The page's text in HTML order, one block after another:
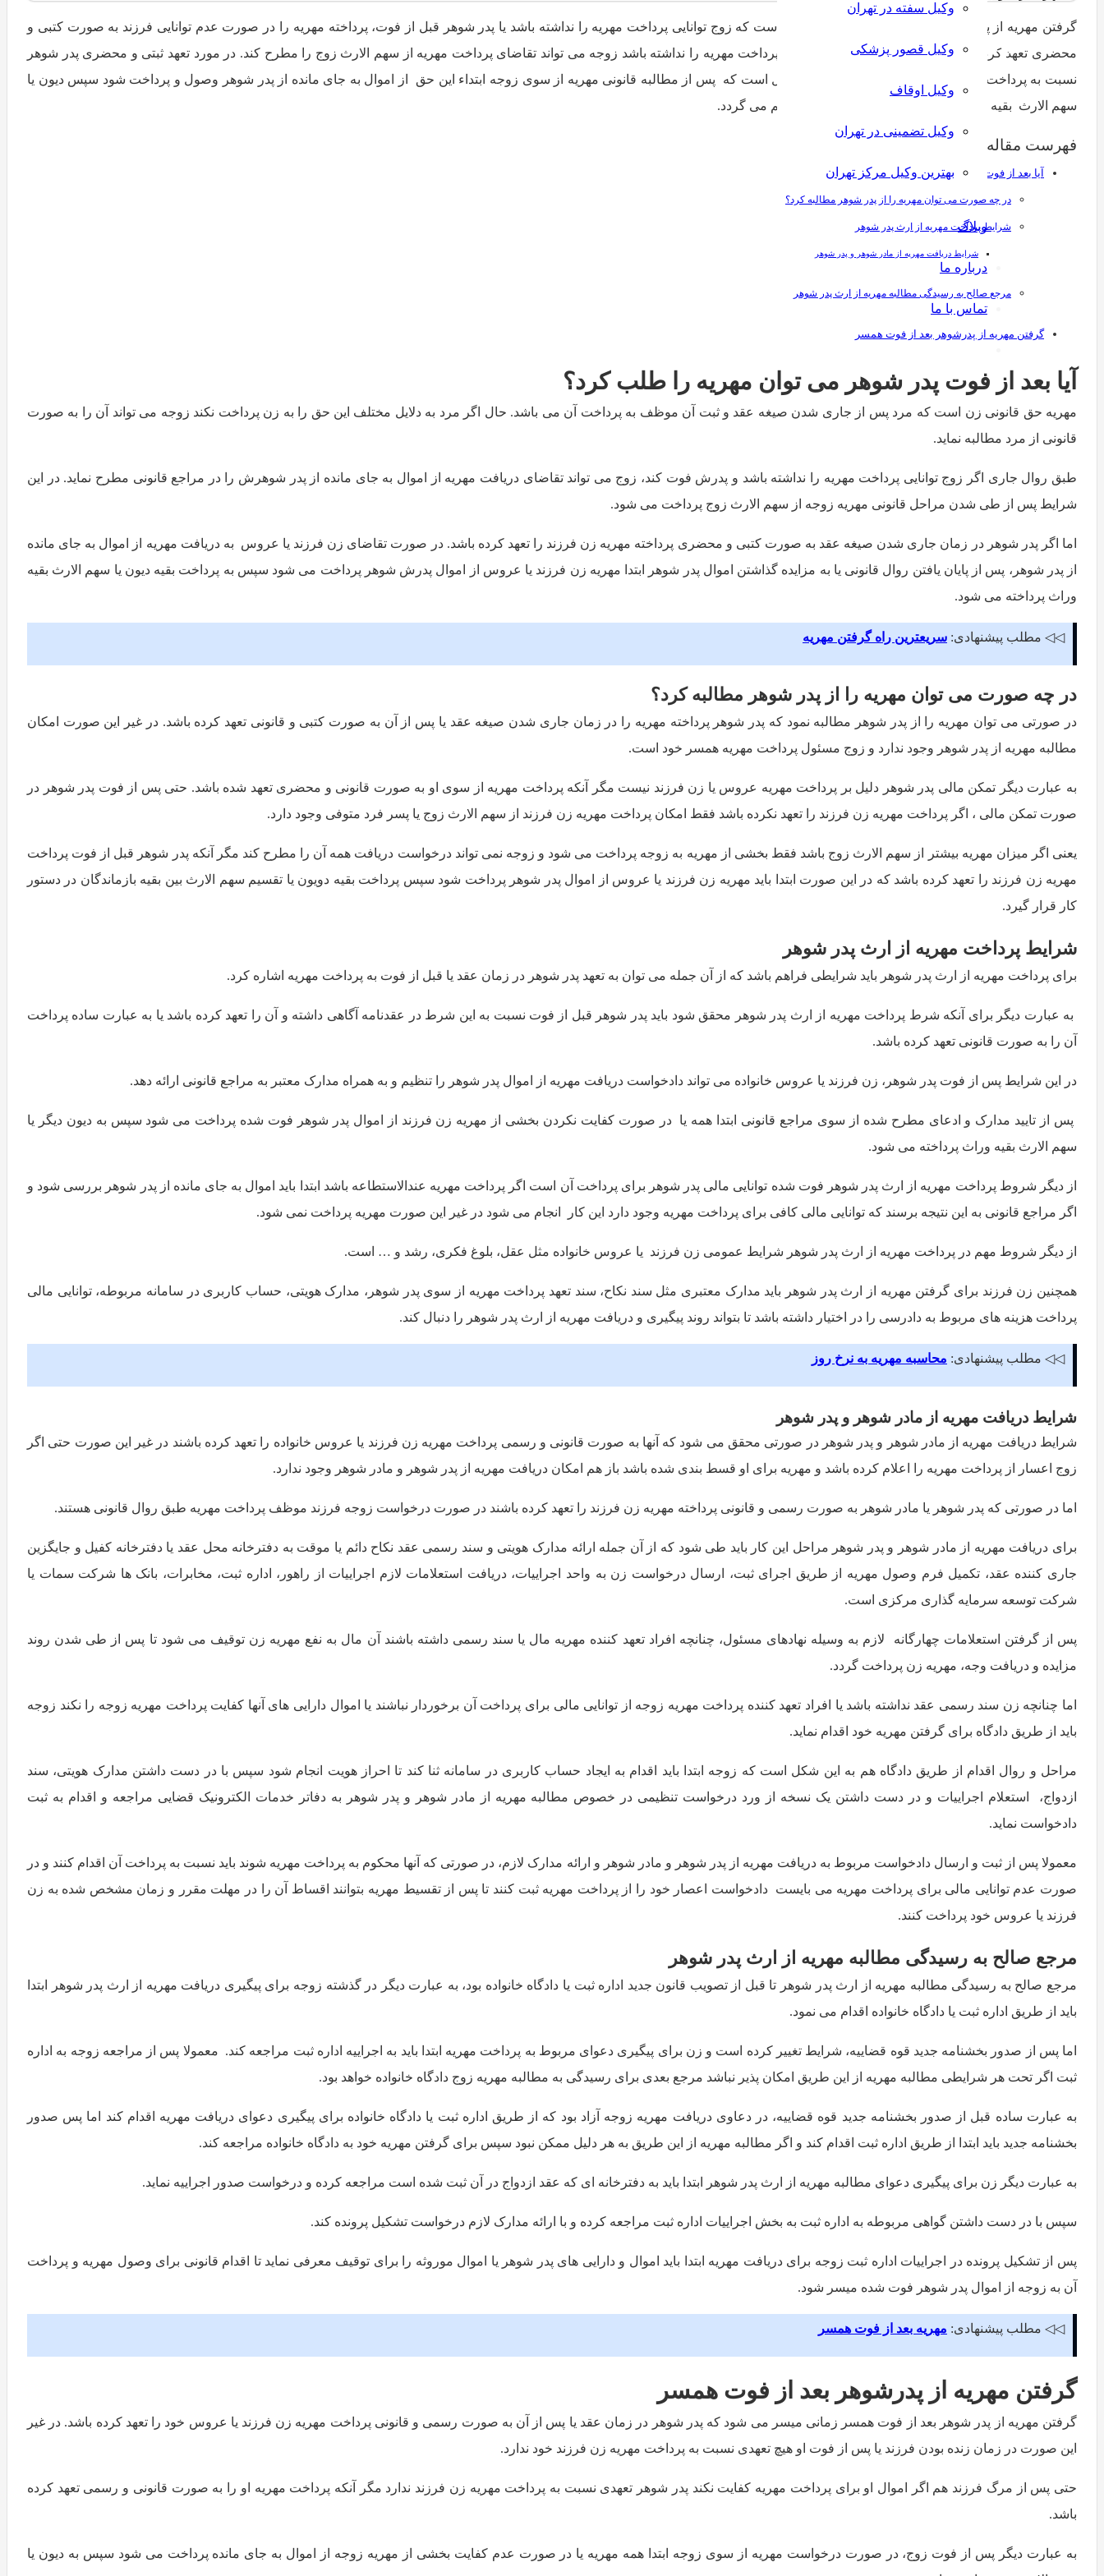
وکیل سفته در تهران
وکیل قصور پزشکی
وکیل اوقاف
وکیل تضمینی در تهران
بهترین وکیل مرکز تهران
وبلاگ
درباره ما
تماس با ما
گرفتن مهریه از پدر شوهر فوت شده زمانی امکان پذیر است که زوج توانایی پرداخت مهریه را نداشته باشد یا پدر شوهر قبل از فوت، پرداخته مهریه را در صورت عدم توانایی فرزند به صورت کتبی و
محضری تعهد کرده باشد. بر این اساس اگر زوج توانایی پرداخت مهریه را نداشته باشد زوجه می تواند تقاضای پرداخت مهریه از سهم الارث زوج را مطرح کند. در مورد تعهد ثبتی و محضری پدر شوهر
نسبت به پرداخت مهریه عروس هم روال کار به این شکل است که پس از مطالبه قانونی مهریه از سوی زوجه ابتداء این حق از اموال به جای مانده از پدر شوهر وصول و پرداخت شود سپس دیون یا
سهم الارث بقیه وراث طبق روال قانونی بین آن ها تقسیم می گردد.
فهرست مقاله
آیا بعد از فوت پدر شوهر می توان مهریه را طلب کرد؟
در چه صورت می توان مهریه را از پدر شوهر مطالبه کرد؟
شرایط پرداخت مهریه از ارث پدر شوهر
شرایط دریافت مهریه از مادر شوهر و پدر شوهر
مرجع صالح به رسیدگی مطالبه مهریه از ارث پدر شوهر
گرفتن مهریه از پدرشوهر بعد از فوت همسر
آیا بعد از فوت پدر شوهر می توان مهریه را طلب کرد؟
مهریه حق قانونی زن است که مرد پس از جاری شدن صیغه عقد و ثبت آن موظف به پرداخت آن می باشد. حال اگر مرد به دلایل مختلف این حق را به زن پرداخت نکند زوجه می تواند آن را به صورت
قانونی از مرد مطالبه نماید.
طبق روال جاری اگر زوج توانایی پرداخت مهریه را نداشته باشد و پدرش فوت کند، زوج می تواند تقاضای دریافت مهریه از اموال به جای مانده از پدر شوهرش را در مراجع قانونی مطرح نماید. در این
شرایط پس از طی شدن مراحل قانونی مهریه زوجه از سهم الارث زوج پرداخت می شود.
اما اگر پدر شوهر در زمان جاری شدن صیغه عقد به صورت کتبی و محضری پرداخته مهریه زن فرزند را تعهد کرده باشد. در صورت تقاضای زن فرزند یا عروس به دریافت مهریه از اموال به جای مانده
از پدر شوهر، پس از پایان یافتن روال قانونی یا به مزایده گذاشتن اموال پدر شوهر ابتدا مهریه زن فرزند یا عروس از اموال پدرش شوهر پرداخت می شود سپس به پرداخت بقیه دیون یا سهم الارث بقیه
وراث پرداخته می شود.
◁◁ مطلب پیشنهادی: سریعترین راه گرفتن مهریه
در چه صورت می توان مهریه را از پدر شوهر مطالبه کرد؟
در صورتی می توان مهریه را از پدر شوهر مطالبه نمود که پدر شوهر پرداخته مهریه را در زمان جاری شدن صیغه عقد یا پس از آن به صورت کتبی و قانونی تعهد کرده باشد. در غیر این صورت امکان
مطالبه مهریه از پدر شوهر وجود ندارد و زوج مسئول پرداخت مهریه همسر خود است.
به عبارت دیگر تمکن مالی پدر شوهر دلیل بر پرداخت مهریه عروس یا زن فرزند نیست مگر آنکه پرداخت مهریه از سوی او به صورت قانونی و محضری تعهد شده باشد. حتی پس از فوت پدر شوهر در
صورت تمکن مالی ، اگر پرداخت مهریه زن فرزند را تعهد نکرده باشد فقط امکان پرداخت مهریه زن فرزند از سهم الارث زوج یا پسر فرد متوفی وجود دارد.
یعنی اگر میزان مهریه بیشتر از سهم الارث زوج باشد فقط بخشی از مهریه به زوجه پرداخت می شود و زوجه نمی تواند درخواست دریافت همه آن را مطرح کند مگر آنکه پدر شوهر قبل از فوت پرداخت
مهریه زن فرزند را تعهد کرده باشد که در این صورت ابتدا باید مهریه زن فرزند یا عروس از اموال پدر شوهر پرداخت شود سپس پرداخت بقیه دویون یا تقسیم سهم الارث بین بقیه بازماندگان در دستور
کار قرار گیرد.
شرایط پرداخت مهریه از ارث پدر شوهر
برای پرداخت مهریه از ارث پدر شوهر باید شرایطی فراهم باشد که از آن جمله می توان به تعهد پدر شوهر در زمان عقد یا قبل از فوت به پرداخت مهریه اشاره کرد.
به عبارت دیگر برای آنکه شرط پرداخت مهریه از ارث پدر شوهر محقق شود باید پدر شوهر قبل از فوت نسبت به این شرط در عقدنامه آگاهی داشته و آن را تعهد کرده باشد یا به عبارت ساده پرداخت
آن را به صورت قانونی تعهد کرده باشد.
در این شرایط پس از فوت پدر شوهر، زن فرزند یا عروس خانواده می تواند دادخواست دریافت مهریه از اموال پدر شوهر را تنظیم و به همراه مدارک معتبر به مراجع قانونی ارائه دهد.
پس از تایید مدارک و ادعای مطرح شده از سوی مراجع قانونی ابتدا همه یا در صورت کفایت نکردن بخشی از مهریه زن فرزند از اموال پدر شوهر فوت شده پرداخت می شود سپس به دیون دیگر یا
سهم الارث بقیه وراث پرداخته می شود.
از دیگر شروط پرداخت مهریه از ارث پدر شوهر فوت شده توانایی مالی پدر شوهر برای پرداخت آن است اگر پرداخت مهریه عندالاستطاعه باشد ابتدا باید اموال به جای مانده از پدر شوهر بررسی شود و
اگر مراجع قانونی به این نتیجه برسند که توانایی مالی کافی برای پرداخت مهریه وجود دارد این کار انجام می شود در غیر این صورت مهریه پرداخت نمی شود.
از دیگر شروط مهم در پرداخت مهریه از ارث پدر شوهر شرایط عمومی زن فرزند یا عروس خانواده مثل عقل، بلوغ فکری، رشد و … است.
همچنین زن فرزند برای گرفتن مهریه از ارث پدر شوهر باید مدارک معتبری مثل سند نکاح، سند تعهد پرداخت مهریه از سوی پدر شوهر، مدارک هویتی، حساب کاربری در سامانه مربوطه، توانایی مالی
پرداخت هزینه های مربوط به دادرسی را در اختیار داشته باشد تا بتواند روند پیگیری و دریافت مهریه از ارث پدر شوهر را دنبال کند.
◁◁ مطلب پیشنهادی: محاسبه مهریه به نرخ روز
شرایط دریافت مهریه از مادر شوهر و پدر شوهر
شرایط دریافت مهریه از مادر شوهر و پدر شوهر در صورتی محقق می شود که آنها به صورت قانونی و رسمی پرداخت مهریه زن فرزند یا عروس خانواده را تعهد کرده باشند در غیر این صورت حتی اگر
زوج اعسار از پرداخت مهریه را اعلام کرده باشد و مهریه برای او قسط بندی شده باشد باز هم امکان دریافت مهریه از پدر شوهر و مادر شوهر وجود ندارد.
اما در صورتی که پدر شوهر یا مادر شوهر به صورت رسمی و قانونی پرداخته مهریه زن فرزند را تعهد کرده باشند در صورت درخواست زوجه فرزند موظف پرداخت مهریه طبق روال قانونی هستند.
برای دریافت مهریه از مادر شوهر و پدر شوهر مراحل این کار باید طی شود که از آن جمله ارائه مدارک هویتی و سند رسمی عقد نکاح دائم یا موقت به دفترخانه محل عقد یا دفترخانه کفیل و جایگزین
جاری کننده عقد، تکمیل فرم وصول مهریه از طریق اجرای ثبت، ارسال درخواست زن به واحد اجراییات، دریافت استعلامات لازم اجراییات از راهور، اداره ثبت، مخابرات، بانک ها شرکت سمات یا
شرکت توسعه سرمایه گذاری مرکزی است.
پس از گرفتن استعلامات چهارگانه لازم به وسیله نهادهای مسئول، چنانچه افراد تعهد کننده مهریه مال یا سند رسمی داشته باشند آن مال به نفع مهریه زن توقیف می شود تا پس از طی شدن روند
مزایده و دریافت وجه، مهریه زن پرداخت گردد.
اما چنانچه زن سند رسمی عقد نداشته باشد یا افراد تعهد کننده پرداخت مهریه زوجه از توانایی مالی برای پرداخت آن برخوردار نباشند یا اموال دارایی های آنها کفایت پرداخت مهریه زوجه را نکند زوجه
باید از طریق دادگاه برای گرفتن مهریه خود اقدام نماید.
مراحل و روال اقدام از طریق دادگاه هم به این شکل است که زوجه ابتدا باید اقدام به ایجاد حساب کاربری در سامانه ثنا کند تا احراز هویت انجام شود سپس با در دست داشتن مدارک هویتی، سند
ازدواج، استعلام اجراییات و در دست داشتن یک نسخه از ورد درخواست تنظیمی در خصوص مطالبه مهریه از مادر شوهر و پدر شوهر به دفاتر خدمات الکترونیک قضایی مراجعه و اقدام به ثبت
دادخواست نماید.
معمولا پس از ثبت و ارسال دادخواست مربوط به دریافت مهریه از پدر شوهر و مادر شوهر و ارائه مدارک لازم، در صورتی که آنها محکوم به پرداخت مهریه شوند باید نسبت به پرداخت آن اقدام کنند و در
صورت عدم توانایی مالی برای پرداخت مهریه می بایست دادخواست اعصار خود را از پرداخت مهریه ثبت کنند تا پس از تقسیط مهریه بتوانند اقساط آن را در مهلت مقرر و زمان مشخص شده به زن
فرزند یا عروس خود پرداخت کنند.
مرجع صالح به رسیدگی مطالبه مهریه از ارث پدر شوهر
مرجع صالح به رسیدگی مطالبه مهریه از ارث پدر شوهر تا قبل از تصویب قانون جدید اداره ثبت یا دادگاه خانواده بود، به عبارت دیگر در گذشته زوجه برای پیگیری دریافت مهریه از ارث پدر شوهر ابتدا
باید از طریق اداره ثبت یا دادگاه خانواده اقدام می نمود.
اما پس از صدور بخشنامه جدید قوه قضاییه، شرایط تغییر کرده است و زن برای پیگیری دعوای مربوط به پرداخت مهریه ابتدا باید به اجراییه اداره ثبت مراجعه کند. معمولا پس از مراجعه زوجه به اداره
ثبت اگر تحت هر شرایطی مطالبه مهریه از این طریق امکان پذیر نباشد مرجع بعدی برای رسیدگی به مطالبه مهریه زوج دادگاه خانواده خواهد بود.
به عبارت ساده قبل از صدور بخشنامه جدید قوه قضاییه، در دعاوی دریافت مهریه زوجه آزاد بود که از طریق اداره ثبت یا دادگاه خانواده برای پیگیری دعوای دریافت مهریه اقدام کند اما پس صدور
بخشنامه جدید باید ابتدا از طریق اداره ثبت اقدام کند و اگر مطالبه مهریه از این طریق به هر دلیل ممکن نبود سپس برای گرفتن مهریه خود به دادگاه خانواده مراجعه کند.
به عبارت دیگر زن برای پیگیری دعوای مطالبه مهریه از ارث پدر شوهر ابتدا باید به دفترخانه ای که عقد ازدواج در آن ثبت شده است مراجعه کرده و درخواست صدور اجراییه نماید.
سپس با در دست داشتن گواهی مربوطه به اداره ثبت به بخش اجراییات اداره ثبت مراجعه کرده و با ارائه مدارک لازم درخواست تشکیل پرونده کند.
پس از تشکیل پرونده در اجراییات اداره ثبت زوجه برای دریافت مهریه ابتدا باید اموال و دارایی های پدر شوهر یا اموال موروثه را برای توقیف معرفی نماید تا اقدام قانونی برای وصول مهریه و پرداخت
آن به زوجه از اموال پدر شوهر فوت شده میسر شود.
◁◁ مطلب پیشنهادی: مهریه بعد از فوت همسر
گرفتن مهریه از پدرشوهر بعد از فوت همسر
گرفتن مهریه از پدر شوهر بعد از فوت همسر زمانی میسر می شود که پدر شوهر در زمان عقد یا پس از آن به صورت رسمی و قانونی پرداخت مهریه زن فرزند یا عروس خود را تعهد کرده باشد. در غیر
این صورت در زمان زنده بودن فرزند یا پس از فوت او هیچ تعهدی نسبت به پرداخت مهریه زن فرزند خود ندارد.
حتی پس از مرگ فرزند هم اگر اموال او برای پرداخت مهریه کفایت نکند پدر شوهر تعهدی نسبت به پرداخت مهریه زن فرزند ندارد مگر آنکه پرداخت مهریه او را به صورت قانونی و رسمی تعهد کرده
باشد.
به عبارت دیگر پس از فوت زوج، در صورت درخواست مهریه از سوی زوجه ابتدا همه مهریه یا در صورت عدم کفایت بخشی از مهریه زوجه از اموال به جای مانده پرداخت می شود سپس به دیون یا